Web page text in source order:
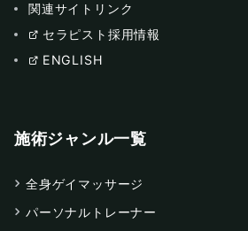
関連サイトリンク
セラピスト採用情報
ENGLISH
施術ジャンル一覧
全身ゲイマッサージ
パーソナルトレーナー